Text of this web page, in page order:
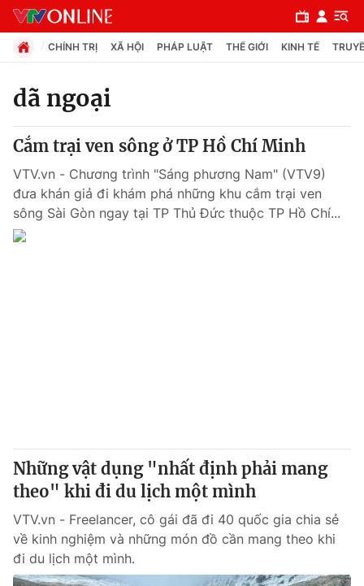
Chuyên mục
Xã hội
Câu chuyện quốc tế
Thị trường
Góc doanh nghiệp
Dữ liệu và đời sống
Truyền hình
Phim VTV
Hậu trường
Giải trí
Điện ảnh
CHÍNH TRỊ XÃ HỘI PHÁP LUẬT THẾ GIỚI KINH TẾ
dã ngoại
Cắm trại ven sông ở TP Hồ Chí Minh
VTV.vn - Chương trình "Sáng phương Nam" (VTV9)
đưa khán giả đi khám phá những khu cắm trại ven
sông Sài Gòn ngay tại TP Thủ Đức thuộc TP Hồ Chí...
Những vật dụng "nhất định phải mang
theo" khi đi du lịch một mình
VTV.vn - Freelancer, cô gái đã đi 40 quốc gia chia sẻ
về kinh nghiệm và những món đồ cần mang theo khi
đi du lịch một mình.